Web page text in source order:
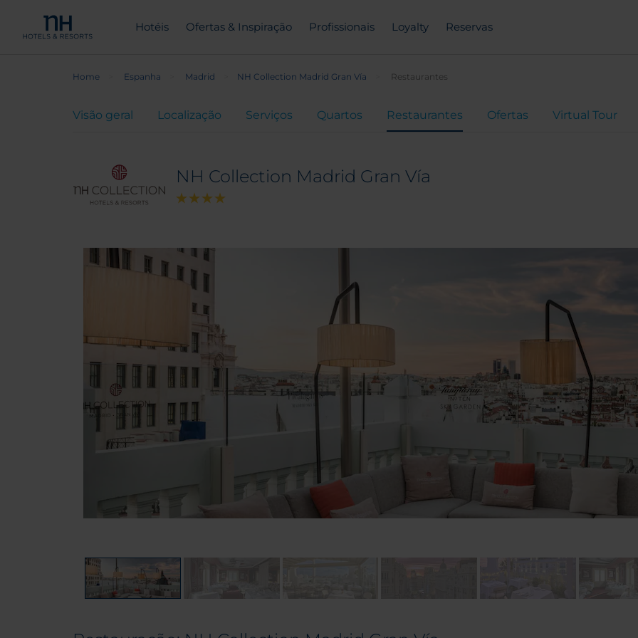
Hotéis Ofertas & Inspiração Profissionais Loyalty Reservas
Home Espanha Madrid NH Collection Madrid Gran Vía Restaurantes
Visão geral Localização Serviços Quartos Restaurantes Ofertas Virtual Tour
NH Collection Madrid Gran Vía